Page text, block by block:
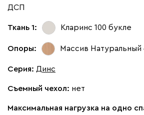
Винтер
ДСП
Ткань 1: Кларинс 100 букле
Опоры: Массив Натуральный
Серия: Динс
Съемный чехол: нет
Максимальная нагрузка на одно